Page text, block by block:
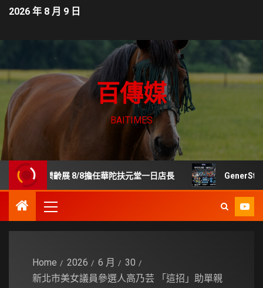
2026 年 8 月 9 日
百傳媒
BAITIMES
貿樂齡展 8/8擔任華陀扶元堂一日店長 GenerStand 擬推
Home 2026 6 月
30
新北市美女議員參選人高乃芸 「這招」助單親